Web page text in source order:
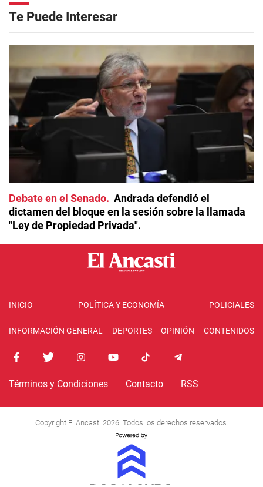
Te Puede Interesar
Debate en el Senado
Andrada defendió el
dictamen del bloque en la sesión sobre la llamada
"Ley de Propiedad Privada".
INICIO POLÍTICA Y ECONOMÍA POLICIALES
INFORMACIÓN GENERAL DEPORTES OPINIÓN CONTENIDOS
Términos y Condiciones Contacto RSS
Copyright El Ancasti 2026. Todos los derechos reservados.